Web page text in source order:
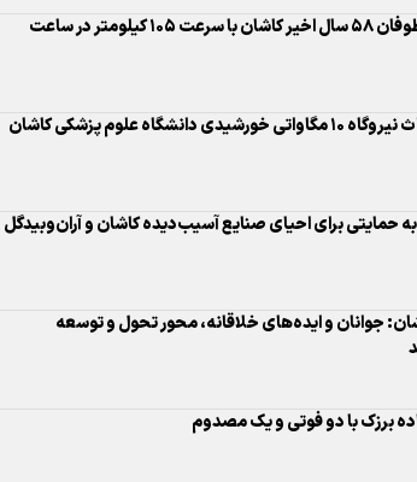
در ساعت
دانشگاه علوم پزشکی کاشان
جوانان و ایده‌های خلاقانه، محور تحول و توسعه
برزک با دو فوتی و یک مصدوم